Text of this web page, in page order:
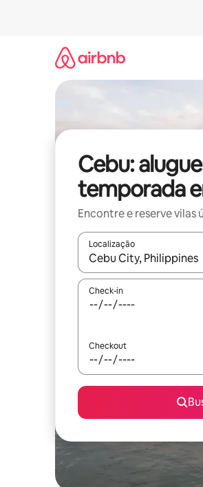
Cebu:
temporada
Encontre e reserve vilas
Localização
Quando os resultados
Check-in
Checkout